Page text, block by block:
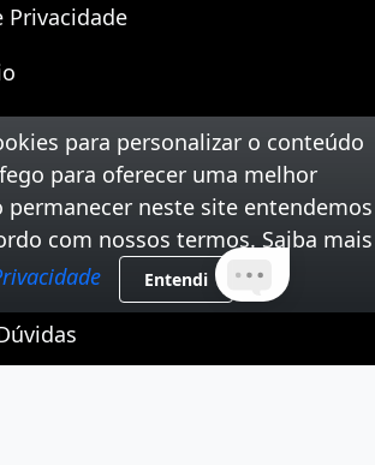
para personalizar o conteúdo
para oferecer uma melhor
permanecer neste site entendemos
com nossos termos. Saiba mais
Entendi
Privacidade
de Boleto